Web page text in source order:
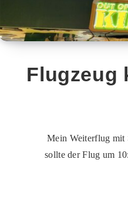
Flugzeug
Mein Weiterflug mit
sollte der Flug um